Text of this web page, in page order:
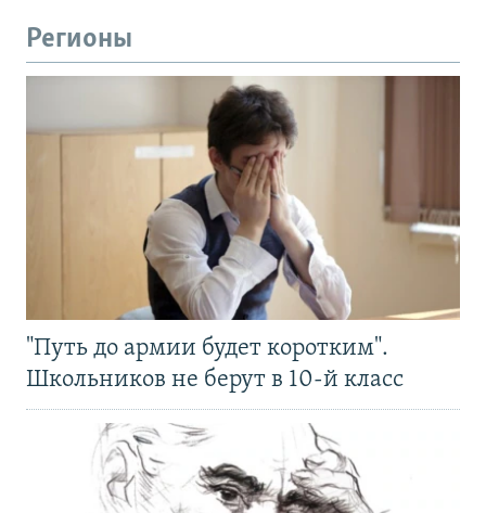
Регионы
"Путь до армии будет коротким".
Школьников не берут в 10-й класс